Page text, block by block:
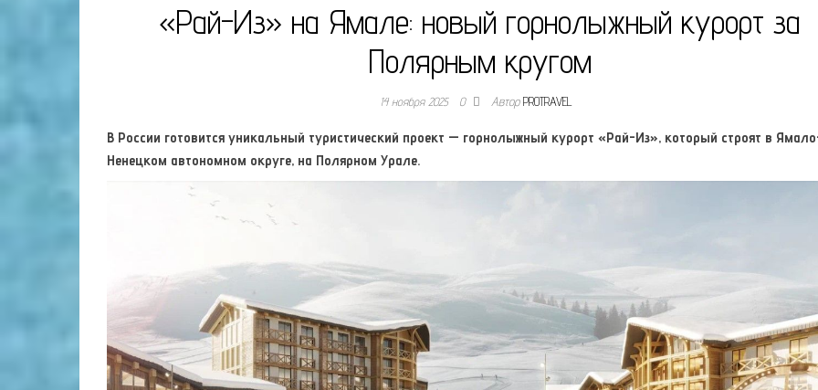
«Рай-Из» на Ямале: новый горнолыжный курорт за
Полярным кругом
14 ноября 2025 0 АвторPROTRAVEL
В России готовится уникальный туристический проект — горнолыжный курорт «Рай-Из», который строят в
Ненецком автономном округе, на Полярном Урале.